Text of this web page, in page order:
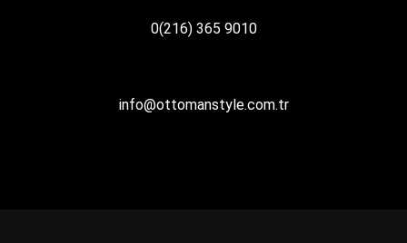
0(216) 365 9010
info@ottomanstyle.com.tr